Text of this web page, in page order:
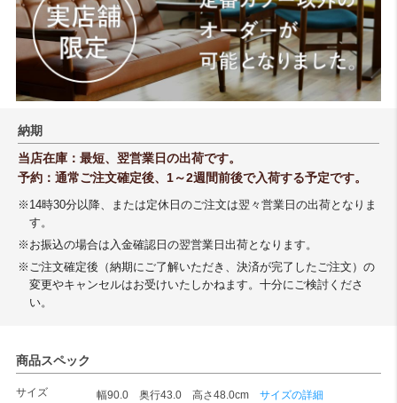
納期
当店在庫：最短、翌営業日の出荷です。
予約：通常ご注文確定後、1～2週間前後で入荷する予定です。
※14時30分以降、または定休日のご注文は翌々営業日の出荷となりま
す。
※お振込の場合は入金確認日の翌営業日出荷となります。
※ご注文確定後（納期にご了解いただき、決済が完了したご注文）の
変更やキャンセルはお受けいたしかねます。十分にご検討くださ
い。
商品スペック
サイズ 幅90.0 奥行43.0 高さ48.0cm サイズの詳細